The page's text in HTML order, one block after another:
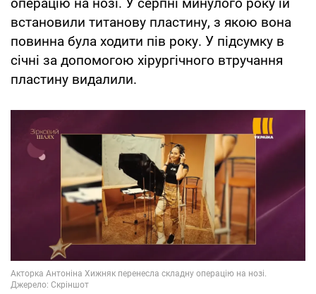
операцію на нозі. У серпні минулого року їй
встановили титанову пластину, з якою вона
повинна була ходити пів року. У підсумку в
січні за допомогою хірургічного втручання
пластину видалили.